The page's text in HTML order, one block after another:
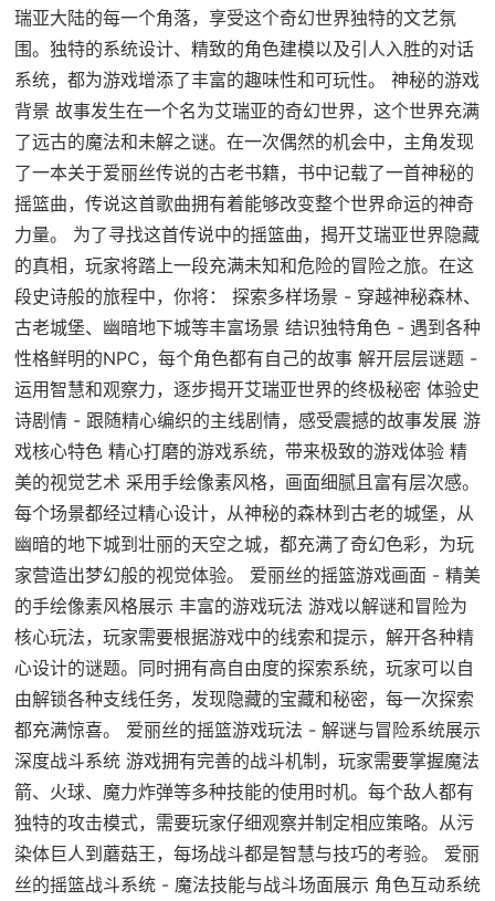
瑞亚大陆的每一个角落，享受这个奇幻世界独特的文艺氛
围。独特的系统设计、精致的角色建模以及引人入胜的对话
系统，都为游戏增添了丰富的趣味性和可玩性。 神秘的游戏
背景 故事发生在一个名为艾瑞亚的奇幻世界，这个世界充满
了远古的魔法和未解之谜。在一次偶然的机会中，主角发现
了一本关于爱丽丝传说的古老书籍，书中记载了一首神秘的
摇篮曲，传说这首歌曲拥有着能够改变整个世界命运的神奇
力量。 为了寻找这首传说中的摇篮曲，揭开艾瑞亚世界隐藏
的真相，玩家将踏上一段充满未知和危险的冒险之旅。在这
段史诗般的旅程中，你将： 探索多样场景 - 穿越神秘森林、
古老城堡、幽暗地下城等丰富场景 结识独特角色 - 遇到各种
性格鲜明的NPC，每个角色都有自己的故事 解开层层谜题 -
运用智慧和观察力，逐步揭开艾瑞亚世界的终极秘密 体验史
诗剧情 - 跟随精心编织的主线剧情，感受震撼的故事发展 游
戏核心特色 精心打磨的游戏系统，带来极致的游戏体验 精
美的视觉艺术 采用手绘像素风格，画面细腻且富有层次感。
每个场景都经过精心设计，从神秘的森林到古老的城堡，从
幽暗的地下城到壮丽的天空之城，都充满了奇幻色彩，为玩
家营造出梦幻般的视觉体验。 爱丽丝的摇篮游戏画面 - 精美
的手绘像素风格展示 丰富的游戏玩法 游戏以解谜和冒险为
核心玩法，玩家需要根据游戏中的线索和提示，解开各种精
心设计的谜题。同时拥有高自由度的探索系统，玩家可以自
由解锁各种支线任务，发现隐藏的宝藏和秘密，每一次探索
都充满惊喜。 爱丽丝的摇篮游戏玩法 - 解谜与冒险系统展示
深度战斗系统 游戏拥有完善的战斗机制，玩家需要掌握魔法
箭、火球、魔力炸弹等多种技能的使用时机。每个敌人都有
独特的攻击模式，需要玩家仔细观察并制定相应策略。从污
染体巨人到蘑菇王，每场战斗都是智慧与技巧的考验。 爱丽
丝的摇篮战斗系统 - 魔法技能与战斗场面展示 角色互动系统